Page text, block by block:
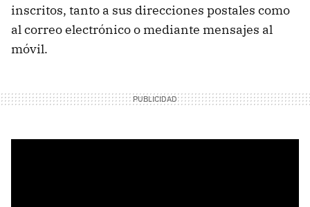
inscritos, tanto a sus direcciones postales como
al correo electrónico o mediante mensajes al
móvil.